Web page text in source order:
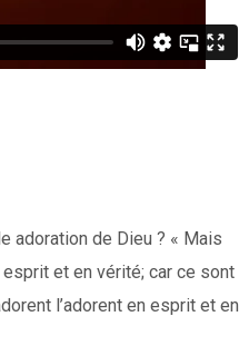
adoration de Dieu ? « Mais
et en vérité; car ce sont
l’adorent en esprit et en